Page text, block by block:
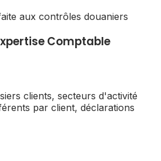
aux contrôles douaniers
Comptable
clients, secteurs d'activité
par client, déclarations